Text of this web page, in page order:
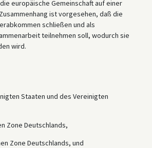
europäische Gemeinschaft auf einer
ist vorgesehen, daß die
schließen und als
teilnehmen soll, wodurch sie
wird.
Staaten und des Vereinigten
Zone Deutschlands,
Zone Deutschlands, und